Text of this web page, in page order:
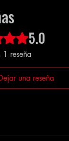
5 estrellas.
5.0
1 reseña
una reseña